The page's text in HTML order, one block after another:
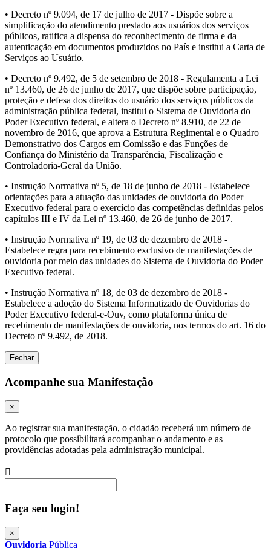
• Decreto nº 9.094, de 17 de julho de 2017 - Dispõe sobre a
simplificação do atendimento prestado aos usuários dos serviços
públicos, ratifica a dispensa do reconhecimento de firma e da
autenticação em documentos produzidos no País e institui a Carta de
Serviços ao Usuário.
• Decreto nº 9.492, de 5 de setembro de 2018 - Regulamenta a Lei
nº 13.460, de 26 de junho de 2017, que dispõe sobre participação,
proteção e defesa dos direitos do usuário dos serviços públicos da
administração pública federal, institui o Sistema de Ouvidoria do
Poder Executivo federal, e altera o Decreto nº 8.910, de 22 de
novembro de 2016, que aprova a Estrutura Regimental e o Quadro
Demonstrativo dos Cargos em Comissão e das Funções de
Confiança do Ministério da Transparência, Fiscalização e
Controladoria-Geral da União.
• Instrução Normativa nº 5, de 18 de junho de 2018 - Estabelece
orientações para a atuação das unidades de ouvidoria do Poder
Executivo federal para o exercício das competências definidas pelos
capítulos III e IV da Lei nº 13.460, de 26 de junho de 2017.
• Instrução Normativa nº 19, de 03 de dezembro de 2018 -
Estabelece regra para recebimento exclusivo de manifestações de
ouvidoria por meio das unidades do Sistema de Ouvidoria do Poder
Executivo federal.
• Instrução Normativa nº 18, de 03 de dezembro de 2018 -
Estabelece a adoção do Sistema Informatizado de Ouvidorias do
Poder Executivo federal-e-Ouv, como plataforma única de
recebimento de manifestações de ouvidoria, nos termos do art. 16 do
Decreto nº 9.492, de 2018.
Fechar
Acompanhe sua Manifestação
×
Ao registrar sua manifestação, o cidadão receberá um número de
protocolo que possibilitará acompanhar o andamento e as
providências adotadas pela administração municipal.
Faça seu login!
×
Ouvidoria Pública